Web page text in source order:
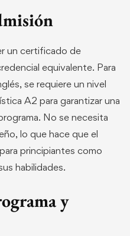
un certificado de
equivalente. Para
se requiere un nivel
A2 para garantizar una
No se necesita
lo que hace que el
principiantes como
habilidades.
y